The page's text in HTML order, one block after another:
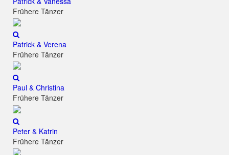
Frühere Tänzer
Patrick & Verena
Frühere Tänzer
Paul & Christina
Frühere Tänzer
Peter & Katrin
Frühere Tänzer